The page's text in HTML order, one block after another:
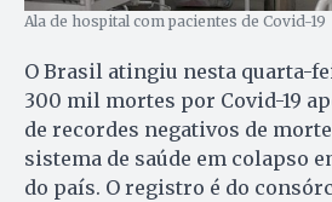
Ala de hospital com pacientes de Covid-19
O Brasil atingiu nesta quarta-
300 mil mortes por Covid-19
de recordes negativos de
sistema de saúde em colapso
do país. O registro é do